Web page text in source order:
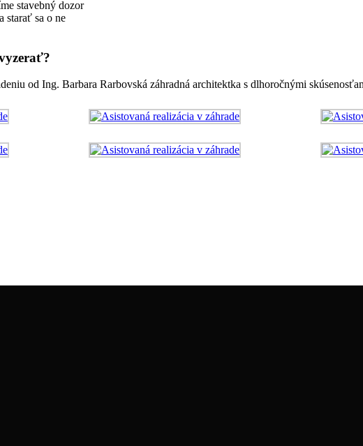
stavebný dozor
starať sa o ne
od Ing. Barbara Rarbovská záhradná architektka s dlhoročnými